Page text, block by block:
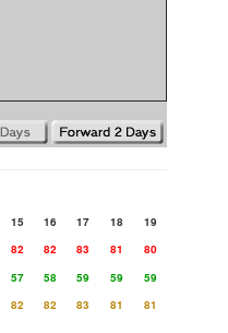
15 16 17 18
19
82 82 83 81
80
57 58 59 59
59
82 82 83 81
81